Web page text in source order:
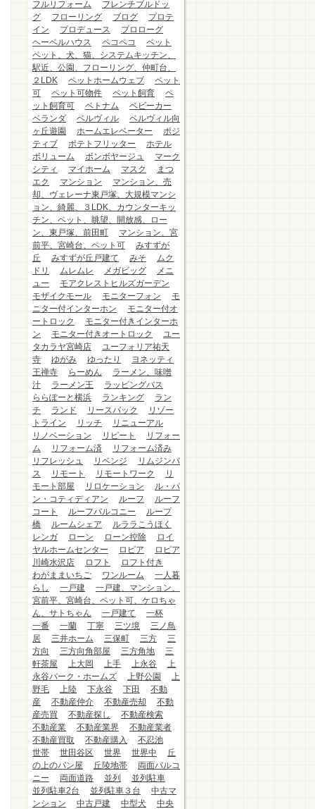
フルリフォーム
フレンチブルドッ
グ
フローリング ブログ
プロテ
イン
プロデュース
プロローグ
ヘーベルハウス
ペコペコ
ペット
ペット、犬、猫、システムキッチン、
駅近、公園、フローリング、仲町台、
２LDK
ペットホームウェブ
ペット
可
ペット可物件 ペット飼育
ペ
ット飼育可
ベトナム
ベビーカー
ベランダ
ベルヴィル
ベルヴィル向
ヶ丘遊園
ホームエレベーター
ポジ
ティブ
ポテトフリッター
ホテル
ボリューム
ボンボヤージュ
マーク
シティ
マイホーム マスク
まつ
エク
マンション
マンション、売
却、ヴェレーナ東戸塚、大規模マンシ
ョン、綺麗、３LDK、カウンターキッ
チン、ペット、眺望、開放感、ロー
ン、東戸塚、前田町
マンション、宮
前平、宮崎台、ペット可
みすずが
丘
みすずが丘戸建て みそ
ムク
ドリ
ムレムレ メガビッグ
メニ
ュー
モアクレストヒルズガーデン
モザイクモール
モニターフォン
モ
ニター付インターホン
モニター付オ
ートロック
モニター付きインターホ
ン
モニター付きオートロック
ユー
タカラヤ宮崎店
ユーフォリア祐天
寺
ゆがみ ゆったり
ヨネッティ
王禅寺
らーめん
ラーメン、味噌
汁
ラーメン王
ラッピングバス
ららぽーと横浜
ランキング
ラン
チ
ランド リースバック
リゾー
トライン
リッチ
リニューアル
リノベーション
リピート
リフォー
ム
リフォーム済
リフォーム済み
リフレッシュ
リベンジ
リムジンバ
ス
リモート リモートワーク
リ
モート部屋
リロケーション
ル・パ
ン・コティディアン
ルーフ
ルーフ
コート
ルーフバルコニー
ループ
橋
ルームシェア
ルララこうほく
レンガ
ローン ローン控除
ロイ
ヤルホームセンター
ロピア
ロピア
川崎水沢店
ロフト
ロフト付き
わがままいちご
ワンルーム
一人暮
らし
一戸建
一戸建、マンション、
宮前平、宮崎台、ペット可、ケロちゃ
ん、サトちゃん
一戸建て
一杯
一番
一蘭 丁寧 三ツ境
三ノ鳥
居
三井ホーム 三保町 三方
三
方向
三方向角部屋 三方角地
三
軒茶屋
上大岡 上手 上永谷
上
永谷パーク・ホームズ
上野公園
上
野毛
上陸 下永谷 下田
不動
産
不動産仲介 不動産売却
不動
産売買
不動産探し
不動産検索
不動産業
不動産業界
不動産業者
不動産買取
不動産購入
不忍池
世帯
世田谷区 世界 世界中
丘
の上のパン屋
丘陵地帯
両面バルコ
ニー
両面道路 並列
並列駐車
並列駐車2台
並列駐車３台
中古マ
ンション
中古戸建 中型犬
中央